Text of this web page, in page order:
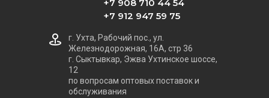
+7 908 710 44 54
+7 912 947 59 75
г. Ухта, Рабочий пос., ул.
Железнодорожная, 16А, стр 36
г. Сыктывкар, Эжва Ухтинское шоссе,
12
по вопросам оптовых поставок и
обслуживания